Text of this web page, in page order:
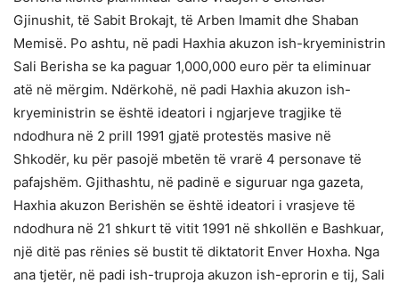
Gjinushit, të Sabit Brokajt, të Arben Imamit dhe Shaban
Memisë. Po ashtu, në padi Haxhia akuzon ish-kryeministrin
Sali Berisha se ka paguar 1,000,000 euro për ta eliminuar
atë në mërgim. Ndërkohë, në padi Haxhia akuzon ish-
kryeministrin se është ideatori i ngjarjeve tragjike të
ndodhura në 2 prill 1991 gjatë protestës masive në
Shkodër, ku për pasojë mbetën të vrarë 4 personave të
pafajshëm. Gjithashtu, në padinë e siguruar nga gazeta,
Haxhia akuzon Berishën se është ideatori i vrasjeve të
ndodhura në 21 shkurt të vitit 1991 në shkollën e Bashkuar,
një ditë pas rënies së bustit të diktatorit Enver Hoxha. Nga
ana tjetër, në padi ish-truproja akuzon ish-eprorin e tij, Sali